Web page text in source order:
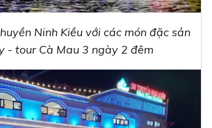
Ninh Kiều với các món đặc sản
- tour Cà Mau 3 ngày 2 đêm